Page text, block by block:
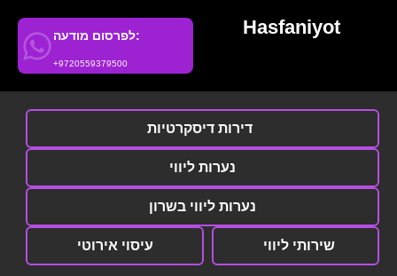
לפרסום מודעה:
+9720559379500
Hasfaniyot
דירות דיסקרטיות
נערות ליווי
נערות ליווי בשרון
עיסוי אירוטי שירותי ליווי